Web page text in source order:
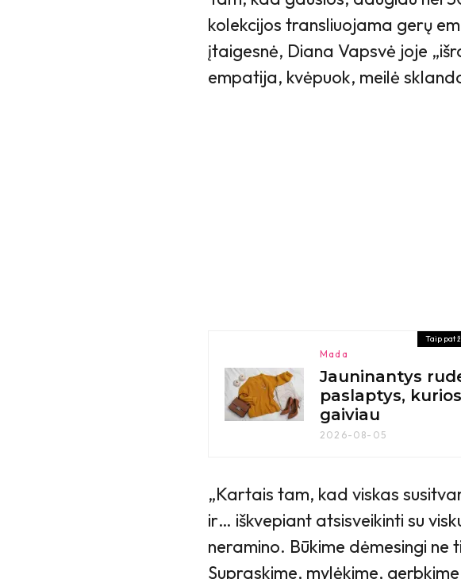
kolekcijos transliuojama gerų
įtaigesnė, Diana Vapsvė joje
empatija, kvėpuok, meilė
Taip pat
Mada
Jauninantys
paslaptys,
gaiviau
2026-08-05
„Kartais tam, kad viskas
ir… iškvepiant atsisveikinti su
neramino. Būkime dėmesingi ne
Supraskime, mylėkime,